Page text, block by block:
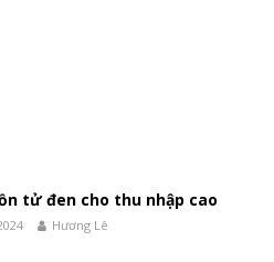
tử đen cho thu nhập cao
Hương Lê